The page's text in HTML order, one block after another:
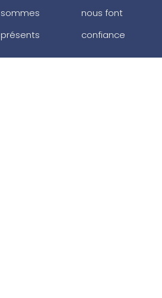
sommes
présents
nous font
confiance